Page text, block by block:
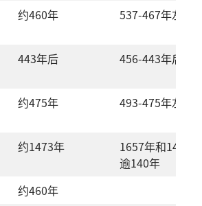
约460年 537-467年左右
443年后 456-443年后
约475年 493-475年左右
约1473年 1657年和1473
逾140年
约460年